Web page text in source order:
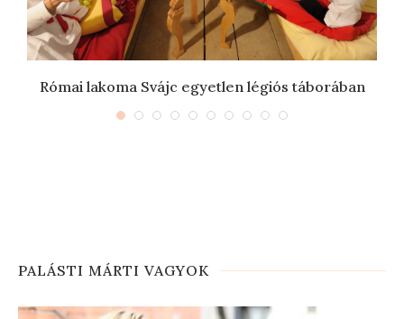
Római lakoma Svájc egyetlen légiós táborában
PALÁSTI MÁRTI VAGYOK